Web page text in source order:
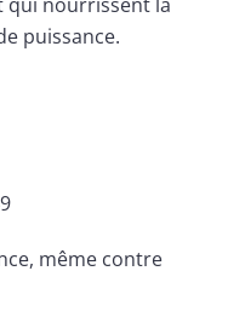
puissance.
même contre